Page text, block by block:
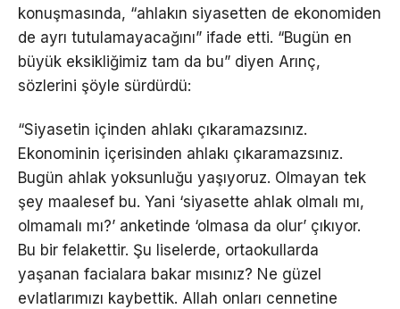
konuşmasında, “ahlakın siyasetten de ekonomiden
de ayrı tutulamayacağını” ifade etti. “Bugün en
büyük eksikliğimiz tam da bu” diyen Arınç,
sözlerini şöyle sürdürdü:
“Siyasetin içinden ahlakı çıkaramazsınız.
Ekonominin içerisinden ahlakı çıkaramazsınız.
Bugün ahlak yoksunluğu yaşıyoruz. Olmayan tek
şey maalesef bu. Yani ‘siyasette ahlak olmalı mı,
olmamalı mı?’ anketinde ‘olmasa da olur’ çıkıyor.
Bu bir felakettir. Şu liselerde, ortaokullarda
yaşanan facialara bakar mısınız? Ne güzel
evlatlarımızı kaybettik. Allah onları cennetine